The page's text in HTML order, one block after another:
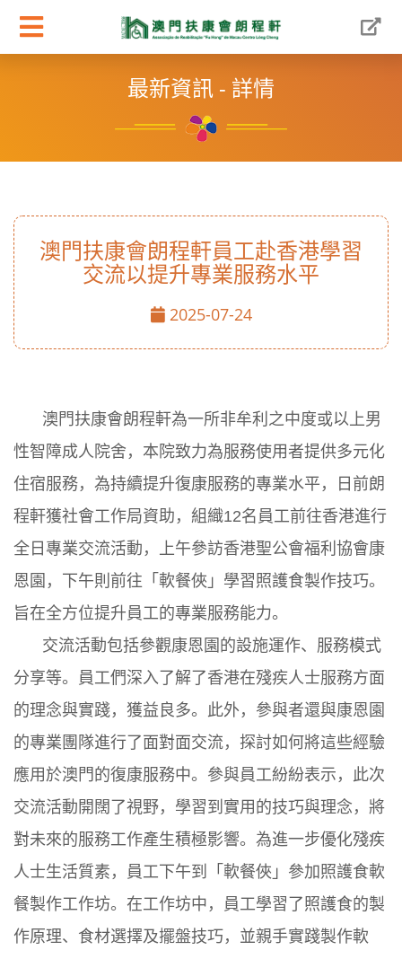
最新資訊 - 詳情
澳門扶康會朗程軒員工赴香港學習
交流以提升專業服務水平
2025-07-24
澳門扶康會朗程軒為一所非牟利之中度或以上男
性智障成人院舍，本院致力為服務使用者提供多元化
住宿服務，為持續提升復康服務的專業水平，日前朗
程軒獲社會工作局資助，組織12名員工前往香港進行
全日專業交流活動，上午參訪香港聖公會福利協會康
恩園，下午則前往「軟餐俠」學習照護食製作技巧。
旨在全方位提升員工的專業服務能力。
交流活動包括參觀康恩園的設施運作、服務模式
分享等。員工們深入了解了香港在殘疾人士服務方面
的理念與實踐，獲益良多。此外，參與者還與康恩園
的專業團隊進行了面對面交流，探討如何將這些經驗
應用於澳門的復康服務中。參與員工紛紛表示，此次
交流活動開闊了視野，學習到實用的技巧與理念，將
對未來的服務工作產生積極影響。為進一步優化殘疾
人士生活質素，員工下午到「軟餐俠」參加照護食軟
餐製作工作坊。在工作坊中，員工學習了照護食的製
作原理、食材選擇及擺盤技巧，並親手實踐製作軟